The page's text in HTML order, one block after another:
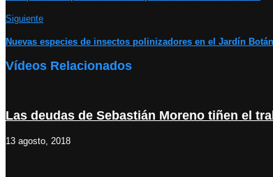
Siguiente
Nuevas especies de insectos polinizadores en el Jardín
Vídeos Relacionados
Las deudas de Sebastián Moreno tiñen el
13 agosto, 2018